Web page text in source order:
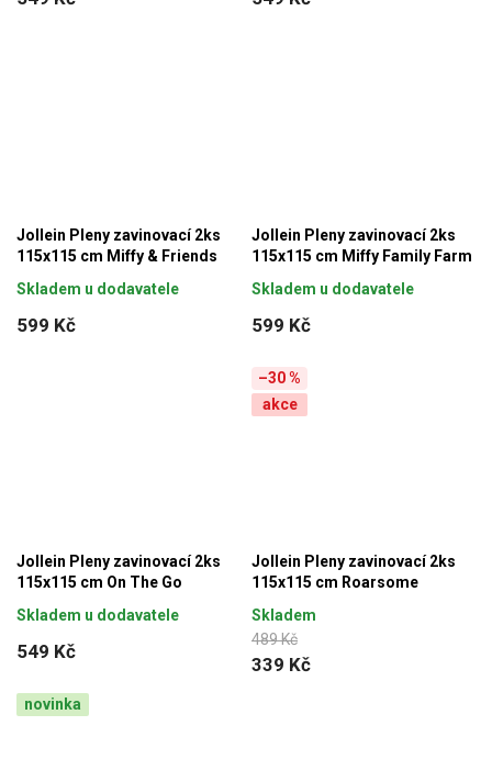
Jollein Pleny zavinovací 2ks
115x115 cm Miffy & Friends
599 Kč
Skladem u dodavatele
Jollein Pleny zavinovací 2ks
115x115 cm Miffy Family Farm
599 Kč
Skladem u dodavatele
Jollein Pleny zavinovací 2ks
115x115 cm On The Go
549 Kč
Skladem u dodavatele
–30 %
akce
Jollein Pleny zavinovací 2ks
115x115 cm Roarsome
489 Kč
339 Kč
Skladem
novinka